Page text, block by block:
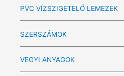
PVC VÍZSZIGETELŐ LEMEZEK
SZERSZÁMOK
VEGYI ANYAGOK